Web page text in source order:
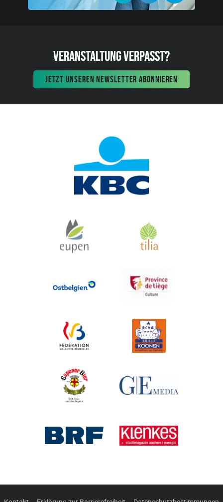
VERANSTALTUNG VERPASST?
JETZT UNSEREN NEWSLETTER ABONNIEREN